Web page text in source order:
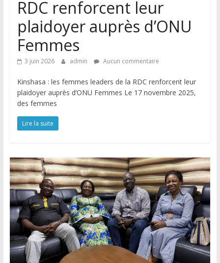
RDC renforcent leur
plaidoyer auprès d’ONU
Femmes
3 juin 2026 admin Aucun commentaire
Kinshasa : les femmes leaders de la RDC renforcent leur
plaidoyer auprès d’ONU Femmes Le 17 novembre 2025,
des femmes
Lire la suite